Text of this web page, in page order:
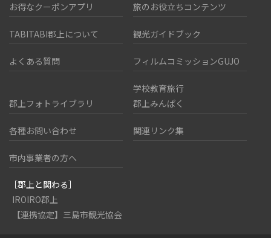
お得なクーポンアプリ 旅のお役立ちコンテンツ
TABITABI郡上について 観光ガイドブック
よくある質問 フィルムコミッションGUJO
郡上フォトライブラリ
学校教育旅行
郡上みんぱく
各種お問い合わせ 関連リンク集
市内事業者の方へ
［郡上と関わる］
IROIRO郡上
【連携協定】三島市観光協会